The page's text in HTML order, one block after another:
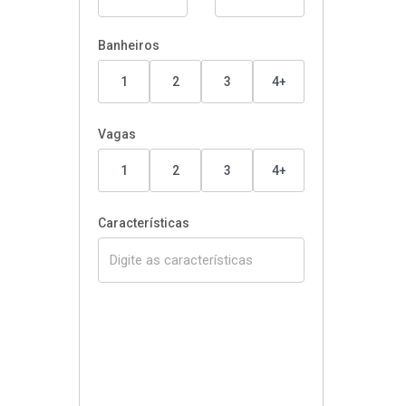
Banheiros
1 2 3 4+
Vagas
1 2 3 4+
Características